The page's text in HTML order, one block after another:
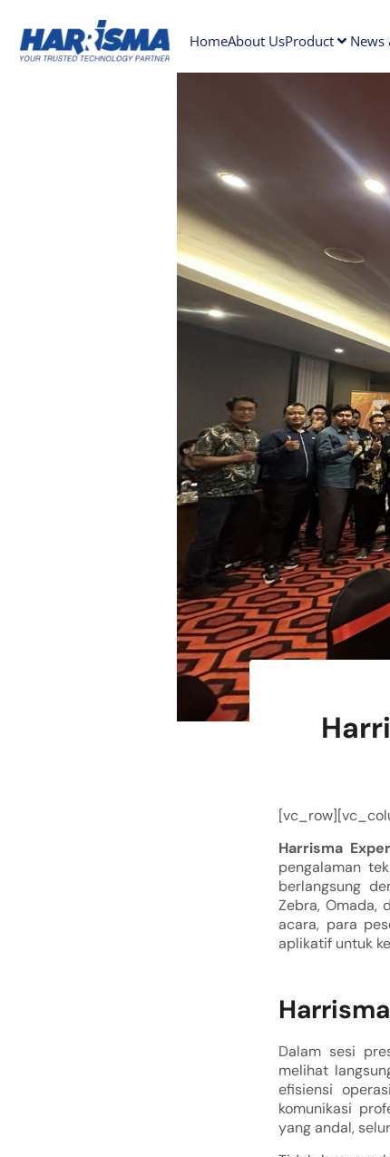
HomeAbout UsProduct News
Harrisma
pengalaman
berlangsung
Zebra, Omada,
acara, para
aplikatif untuk
Dalam sesi
melihat
efisiensi
komunikasi
yang andal,